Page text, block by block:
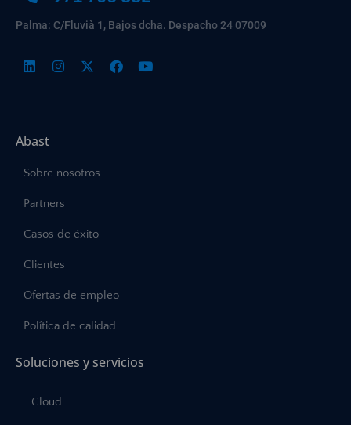
Palma: C/Fluvià 1, Bajos dcha. Despacho 24 07009
Abast
Sobre nosotros
Partners
Casos de éxito
Clientes
Ofertas de empleo
Política de calidad
Soluciones y servicios
Cloud